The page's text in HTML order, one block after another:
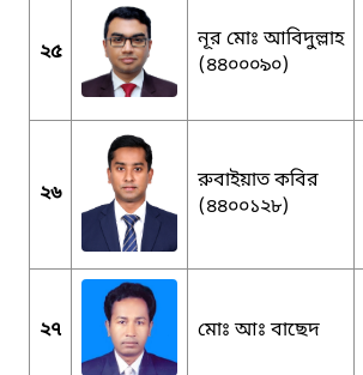
২৫
নূর মোঃ আবিদুল্লাহ
(৪৪০০০৯০)
২৬
রুবাইয়াত কবির
(৪৪০০১২৮)
২৭ মোঃ আঃ বাছেদ